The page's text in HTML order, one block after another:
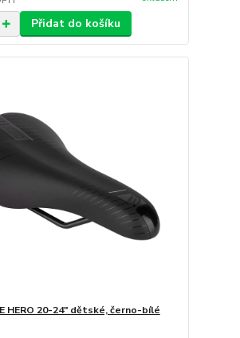
Přidat do košíku
HERO 20-24" dětské, černo-bílé